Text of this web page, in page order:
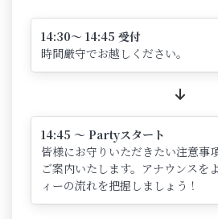
14:30～ 14:45 受付
時間厳守でお越しください。
14:45 ～ Partyスタート
皆様にお守りいただきたい注意事
ご案内いたします。アナウンスを
ィーの流れを把握しましょう！